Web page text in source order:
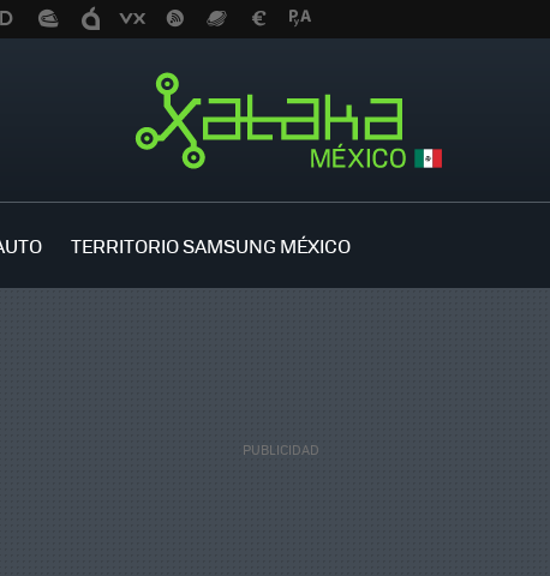
TERRITORIO SAMSUNG MÉXICO